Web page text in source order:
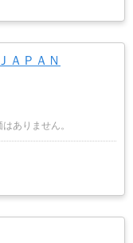
ＰＡＮ
ありません。